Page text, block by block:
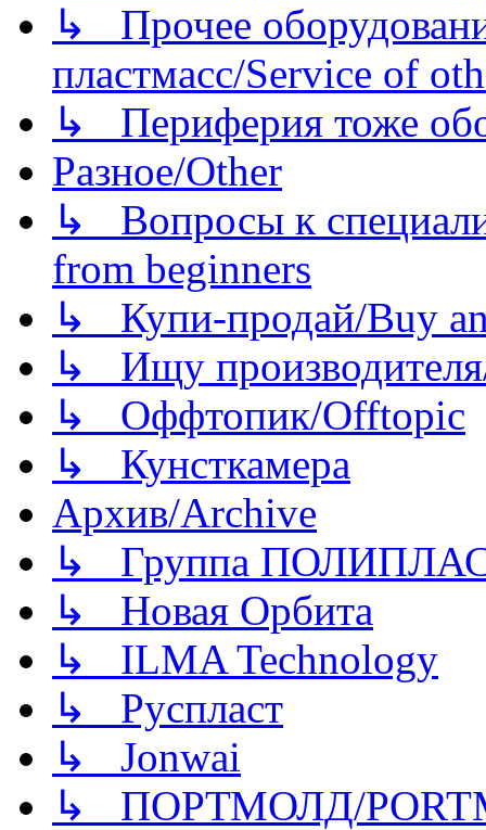
↳ Прочее
пластмасс/Service of
↳ Периферия тоже
Разное/Other
↳ Вопросы к
from beginners
↳ Купи-продай/Buy
↳ Ищу
↳ Оффтопик/Offtopic
↳ Кунсткамера
Архив/Archive
↳ Группа
↳ Новая Орбита
↳ ILMA Technology
↳ Руспласт
↳ Jonwai
↳ ПОРТМОЛД/